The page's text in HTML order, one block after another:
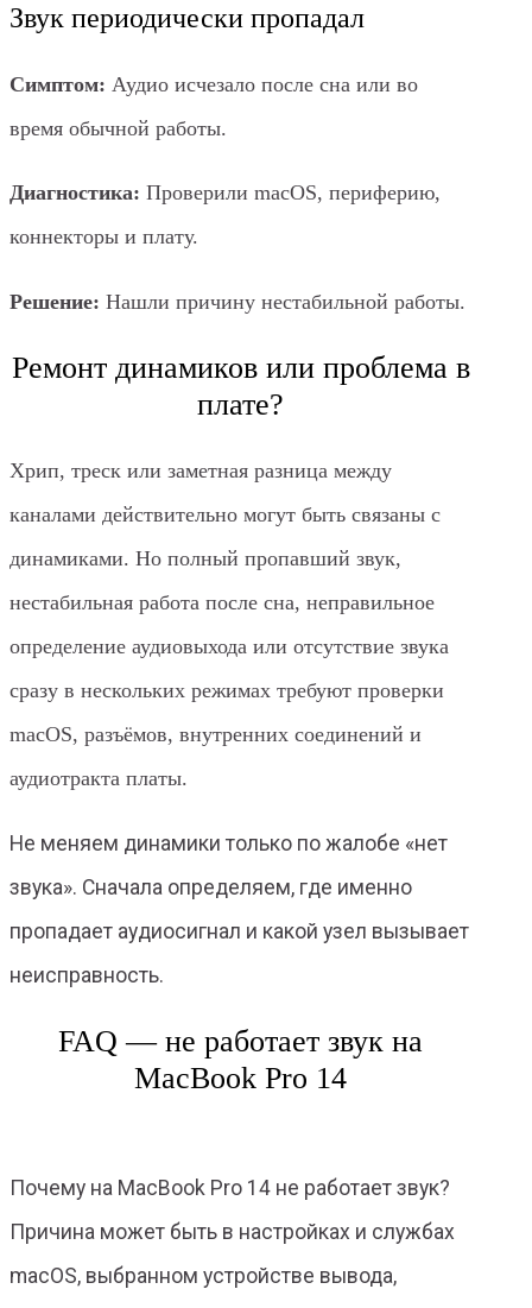
Звук периодически пропадал
Симптом: Аудио исчезало после сна или во
время обычной работы.
Диагностика: Проверили macOS, периферию,
коннекторы и плату.
Решение: Нашли причину нестабильной работы.
Ремонт динамиков или проблема в
плате?
Хрип, треск или заметная разница между
каналами действительно могут быть связаны с
динамиками. Но полный пропавший звук,
нестабильная работа после сна, неправильное
определение аудиовыхода или отсутствие звука
сразу в нескольких режимах требуют проверки
macOS, разъёмов, внутренних соединений и
аудиотракта платы.
Не меняем динамики только по жалобе «нет
звука». Сначала определяем, где именно
пропадает аудиосигнал и какой узел вызывает
неисправность.
FAQ — не работает звук на
MacBook Pro 14
Почему на MacBook Pro 14 не работает звук?
Причина может быть в настройках и службах
macOS, выбранном устройстве вывода,